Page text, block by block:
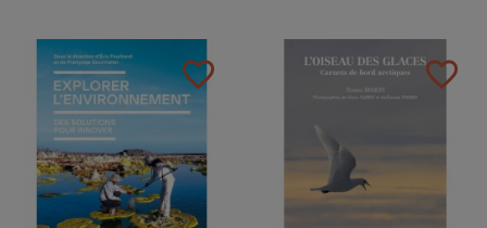
favorite_border favorite_border